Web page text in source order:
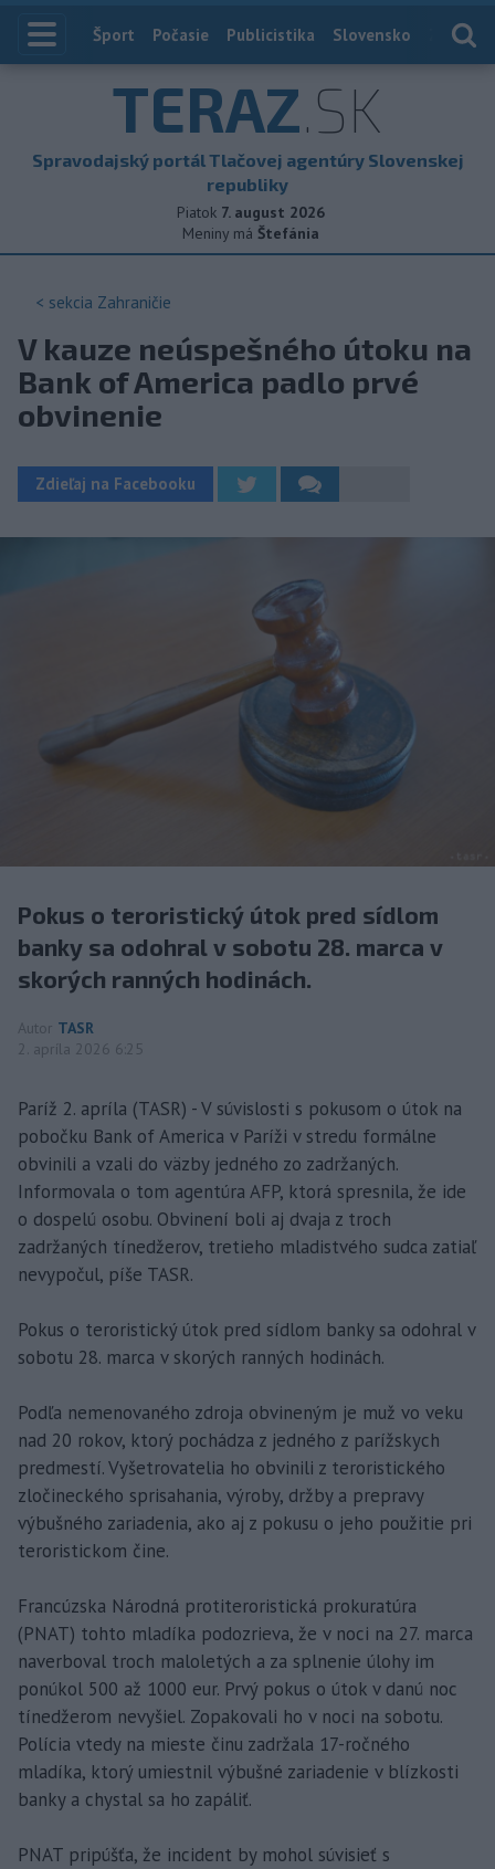
Index
Šport Počasie Publicistika Slovensko
TERAZ.SK
Spravodajský portál Tlačovej agentúry Slovenskej
republiky
Piatok 7. august 2026
Meniny má Štefánia
< sekcia Zahraničie
V kauze neúspešného útoku na
Bank of America padlo prvé
obvinenie
Zdieľaj na Facebooku
Pokus o teroristický útok pred sídlom
banky sa odohral v sobotu 28. marca v
skorých ranných hodinách.
Autor TASR
2. apríla 2026 6:25
Paríž 2. apríla (TASR) - V súvislosti s pokusom o útok na
pobočku Bank of America v Paríži v stredu formálne
obvinili a vzali do väzby jedného zo zadržaných.
Informovala o tom agentúra AFP, ktorá spresnila, že ide
o dospelú osobu. Obvinení boli aj dvaja z troch
zadržaných tínedžerov, tretieho mladistvého sudca zatiaľ
nevypočul, píše TASR.
Pokus o teroristický útok pred sídlom banky sa odohral v
sobotu 28. marca v skorých ranných hodinách.
Podľa nemenovaného zdroja obvineným je muž vo veku
nad 20 rokov, ktorý pochádza z jedného z parížskych
predmestí. Vyšetrovatelia ho obvinili z teroristického
zločineckého sprisahania, výroby, držby a prepravy
výbušného zariadenia, ako aj z pokusu o jeho použitie pri
teroristickom čine.
Francúzska Národná protiteroristická prokuratúra
(PNAT) tohto mladíka podozrieva, že v noci na 27. marca
naverboval troch maloletých a za splnenie úlohy im
ponúkol 500 až 1000 eur. Prvý pokus o útok v danú noc
tínedžerom nevyšiel. Zopakovali ho v noci na sobotu.
Polícia vtedy na mieste činu zadržala 17-ročného
mladíka, ktorý umiestnil výbušné zariadenie v blízkosti
banky a chystal sa ho zapáliť.
PNAT pripúšťa, že incident by mohol súvisieť s